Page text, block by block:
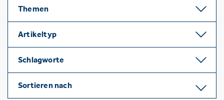
Themen
Artikeltyp
Schlagworte
Sortieren nach